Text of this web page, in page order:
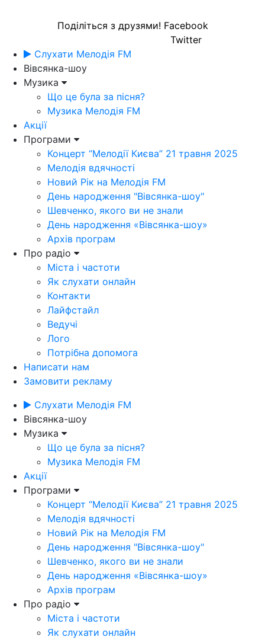
Поділіться з друзями! Facebook
Twitter
Слухати Мелодія FM
Вівсянка-шоу
Музика
Що це була за пісня?
Музика Мелодія FM
Акції
Програми
Концерт “Мелодії Києва” 21 травня 2025
Мелодія вдячності
Новий Рік на Мелодія FM
День народження "Вівсянка-шоу"
Шевченко, якого ви не знали
День народження «Вівсянка-шоу»
Архів програм
Про радіо
Міста і частоти
Як слухати онлайн
Контакти
Лайфстайл
Ведучі
Лого
Потрібна допомога
Написати нам
Замовити рекламу
Слухати Мелодія FM
Вівсянка-шоу
Музика
Що це була за пісня?
Музика Мелодія FM
Акції
Програми
Концерт “Мелодії Києва” 21 травня 2025
Мелодія вдячності
Новий Рік на Мелодія FM
День народження "Вівсянка-шоу"
Шевченко, якого ви не знали
День народження «Вівсянка-шоу»
Архів програм
Про радіо
Міста і частоти
Як слухати онлайн